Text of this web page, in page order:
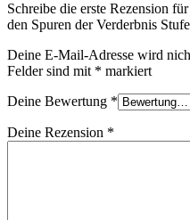
Schreibe die erste Rezension
den Spuren der Verderbnis
Deine E-Mail-Adresse wird
Felder sind mit * markiert
Deine Bewertung *
Deine Rezension *